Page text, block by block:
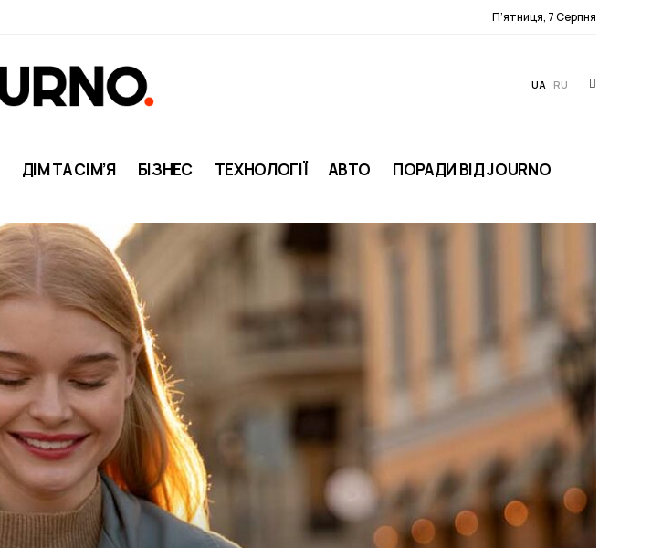
П’ятниця, 7 Серпня
UA RU
ДІМ ТА СІМ’Я БІЗНЕС ТЕХНОЛОГІЇ АВТО ПОРАДИ ВІД JOURNO